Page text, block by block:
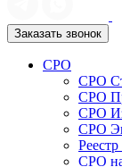
Заказать звонок
СРО
СРО
СРО
СРО
СРО
СРО